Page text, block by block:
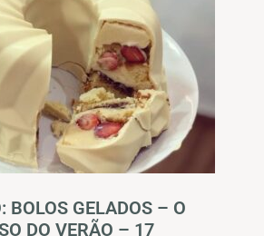
BOLOS GELADOS – O
DO VERÃO – 17